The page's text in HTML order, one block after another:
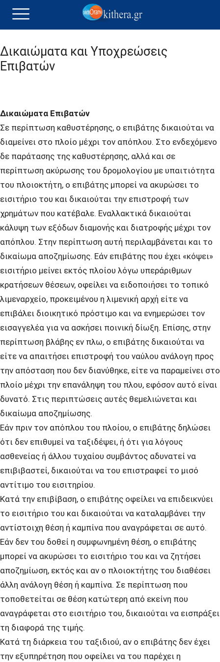
Δικαιώματα και Υποχρεώσεις
Επιβατών
Δικαιώματα Επιβατών
Σε περίπτωση καθυστέρησης, ο επιβάτης δικαιούται να
διαμείνει στο πλοίο μέχρι τον απόπλου. Στο ενδεχόμενο
δε παράτασης της καθυστέρησης, αλλά και σε
περίπτωση ακύρωσης του δρομολογίου με υπαιτιότητα
του πλοιοκτήτη, ο επιβάτης μπορεί να ακυρώσει το
εισιτήριο του και δικαιούται την επιστροφή των
χρημάτων που κατέβαλε. Εναλλακτικά δικαιούται
κάλυψη των εξόδων διαμονής και διατροφής μέχρι τον
απόπλου. Στην περίπτωση αυτή περιλαμβάνεται και το
δικαίωμα αποζημίωσης. Εάν επιβάτης που έχει «κόψει»
εισιτήριο μείνει εκτός πλοίου λόγω υπεράριθμων
κρατήσεων θέσεων, οφείλει να ειδοποιήσει το τοπικό
λιμεναρχείο, προκειμένου η λιμενική αρχή είτε να
επιβάλει διοικητικό πρόστιμο και να ενημερώσει τον
εισαγγελέα για να ασκήσει ποινική δίωξη. Επίσης, στην
περίπτωση βλάβης εν πλω, ο επιβάτης δικαιούται να
είτε να απαιτήσει επιστροφή του ναύλου ανάλογη προς
την απόσταση που δεν διανύθηκε, είτε να παραμείνει στο
πλοίο μέχρι την επανάληψη του πλου, εφόσον αυτό είναι
δυνατό. Στις περιπτώσεις αυτές θεμελιώνεται και
δικαίωμα αποζημίωσης.
Εάν πριν τον απόπλου του πλοίου, ο επιβάτης δηλώσει
ότι δεν επιθυμεί να ταξιδέψει, ή ότι για λόγους
ασθενείας ή άλλου τυχαίου συμβάντος αδυνατεί να
επιβιβαστεί, δικαιούται να του επιστραφεί το μισό
αντίτιμο του εισιτηρίου.
Κατά την επιβίβαση, ο επιβάτης οφείλει να επιδεικνύει
το εισιτήριο του και δικαιούται να καταλαμβάνει την
αντίστοιχη θέση ή καμπίνα που αναγράφεται σε αυτό.
Εάν δεν του δοθεί η συμφωνημένη θέση, ο επιβάτης
μπορεί να ακυρώσει το εισιτήριο του και να ζητήσει
αποζημίωση, εκτός και αν ο πλοιοκτήτης του διαθέσει
άλλη ανάλογη θέση ή καμπίνα. Σε περίπτωση που
τοποθετείται σε θέση κατώτερη από εκείνη που
αναγράφεται στο εισιτήριο του, δικαιούται να εισπράξει
τη διαφορά της τιμής.
Κατά τη διάρκεια του ταξιδιού, αν ο επιβάτης δεν έχει
την εξυπηρέτηση που οφείλει να του παρέχει η